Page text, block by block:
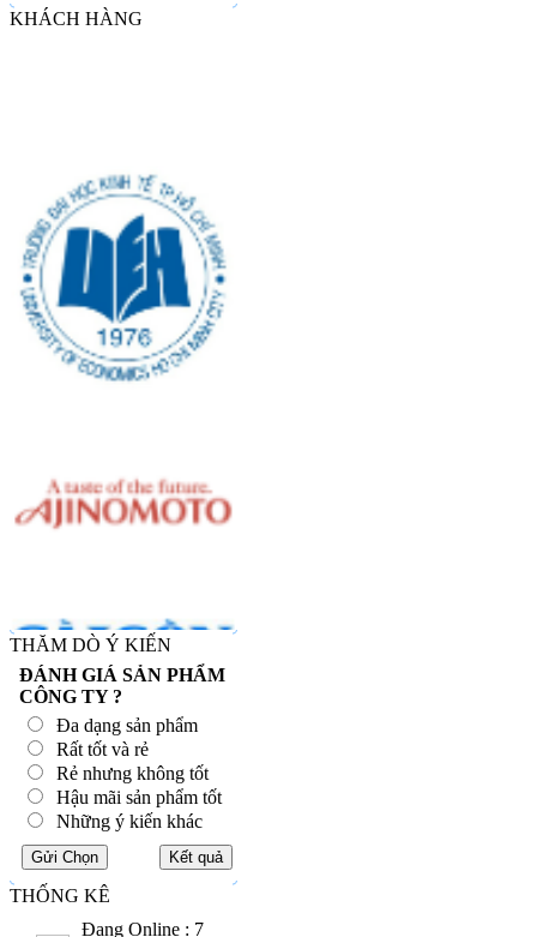
KHÁCH HÀNG
THĂM DÒ Ý KIẾN
ĐÁNH GIÁ SẢN PHẨM
CÔNG TY ?
Đa dạng sản phẩm
Rất tốt và rẻ
Rẻ nhưng không tốt
Hậu mãi sản phẩm tốt
Những ý kiến khác
THỐNG KÊ
Đang Online : 7